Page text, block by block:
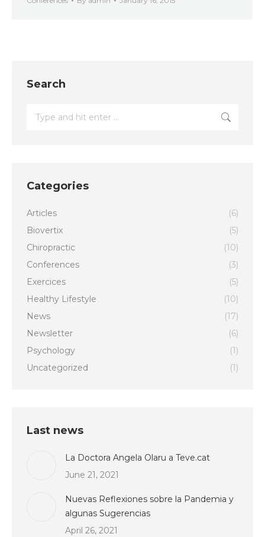
Search
Search:
Categories
Articles
(6)
Biovertix
(5)
Chiropractic
(10)
Conferences
(3)
Exercices
(5)
Healthy Lifestyle
(10)
News
(17)
Newsletter
(6)
Psychology
(1)
Uncategorized
(1)
Last news
La Doctora Angela Olaru a Teve.cat
June 21, 2021
Nuevas Reflexiones sobre la Pandemia y
algunas Sugerencias
April 26, 2021